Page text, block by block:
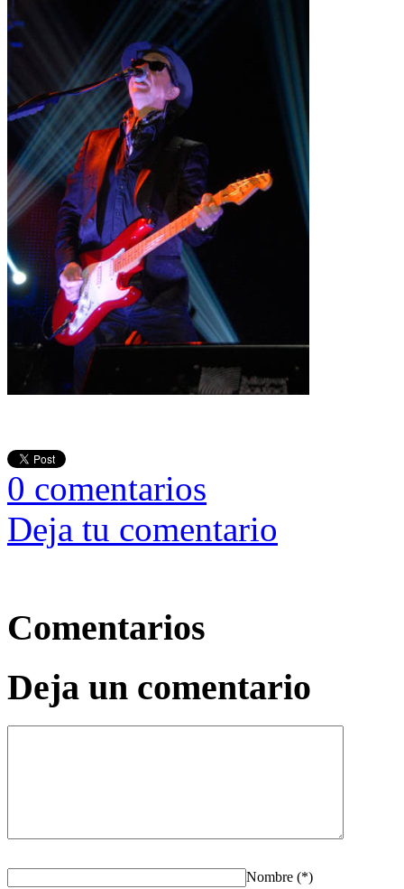
0 comentarios
Deja tu comentario
Comentarios
Deja un comentario
Nombre (*)